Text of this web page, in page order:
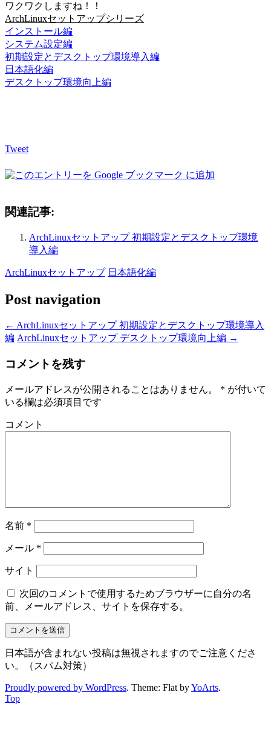
ワクワクしますね！！
ArchLinuxセットアップシリーズ
インストール編
システム設定編
初期設定とデスクトップ環境導入編
日本語化編
デスクトップ環境向上編
Tweet
関連記事:
ArchLinuxセットアップ 初期設定とデスクトップ環境
導入編
ArchLinuxセットアップ 日本語化編
Post navigation
← ArchLinuxセットアップ 初期設定とデスクトップ環境導入
編 ArchLinuxセットアップ デスクトップ環境向上編 →
コメントを残す
メールアドレスが公開されることはありません。 * が付いて
いる欄は必須項目です
コメント
名前 *
メール *
サイト
次回のコメントで使用するためブラウザーに自分の名
前、メールアドレス、サイトを保存する。
日本語が含まれない投稿は無視されますのでご注意くださ
い。（スパム対策）
Proudly powered by WordPress. Theme: Flat byYoArts.
Top